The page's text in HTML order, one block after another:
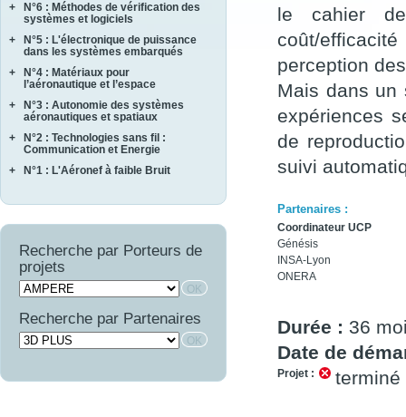
MEMORIA
ASTHER
COMIFO
MATRAS
STRASS
SYRTIPE
+
N°6 : Méthodes de vérification des
systèmes et logiciels
ALPROSE
ASCERT
CAVALE
SARDANES
+
N°5 : L'électronique de puissance
dans les systèmes embarqués
CASAREL
COTECH
EPAHT
FEMINA
+
N°4 : Matériaux pour
l’aéronautique et l’espace
AMFORTAS
CASSIS
CORTEC
RUPSCEN
THERMONC
VICOMTHE
+
N°3 : Autonomie des systèmes
aéronautiques et spatiaux
MARAE
NAVIFLOW
SCA2RS
+
N°2 : Technologies sans fil :
Communication et Energie
ASTRAL
FINEST
LIMA
WAVE SUPPLY
+ N°1 : L'Aéronef à faible Bruit
COMBE
OSCAR
Recherche par Porteurs de
projets
Recherche par Partenaires
le cahier
coût/
perception
Mais dans un
expériences
de
suivi
Partenaires :
Coordinateur UCP
Génésis
INSA-Lyon
ONERA
Durée : 36
Date de
Projet : terminé